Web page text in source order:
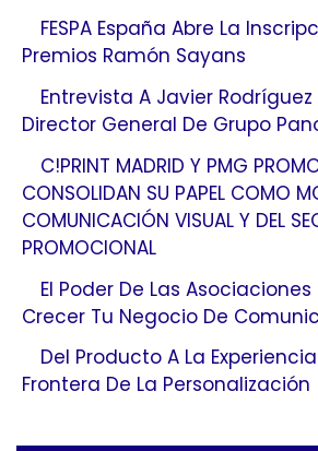
FESPA España Abre La
Premios Ramón Sayans
Entrevista A Javier
Director General De Grupo
C!PRINT MADRID Y PMG
CONSOLIDAN SU PAPEL COMO
COMUNICACIÓN VISUAL Y DEL
PROMOCIONAL
El Poder De Las
Crecer Tu Negocio De
Del Producto A La
Frontera De La Personalización